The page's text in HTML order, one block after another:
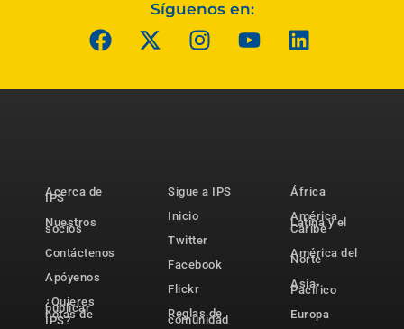
Síguenos en:
Acerca de
IPS
Nuestros
socios
Contáctenos
Apóyenos
¿Quieres
publicar
notas de
IPS?
Sigue a IPS
Inicio
Twitter
Facebook
Flickr
Reglas de
comunidad
África
América
Latina y el
Caribe
América del
Norte
Asia-
Pacífico
Europa